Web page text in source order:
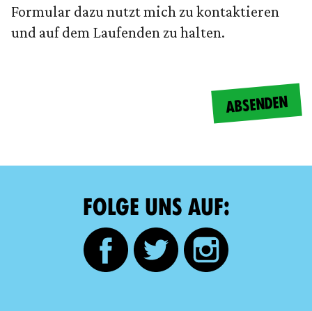
Formular dazu nutzt mich zu kontaktieren
und auf dem Laufenden zu halten.
ABSENDEN
FOLGE UNS AUF: